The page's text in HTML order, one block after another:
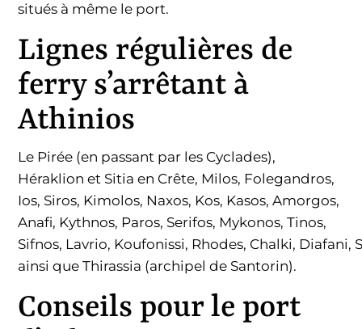
situés à même le port.
Lignes régulières de
ferry s’arrêtant à
Athinios
Le Pirée (en passant par les Cyclades),
Héraklion et Sitia en Crête, Milos, Folegandros,
Ios, Siros, Kimolos, Naxos, Kos, Kasos, Amorgos,
Anafi, Kythnos, Paros, Serifos, Mykonos, Tinos,
Sifnos, Lavrio, Koufonissi, Rhodes, Chalki, Diafani,
ainsi que Thirassia (archipel de Santorin).
Conseils pour le port